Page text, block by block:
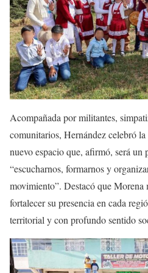
Acompañada por militantes,
comunitarios, Hernández celebró la
nuevo espacio que, afirmó, será un
“escucharnos, formarnos y
movimiento”. Destacó que Morena
fortalecer su presencia en cada
territorial y con profundo sentido